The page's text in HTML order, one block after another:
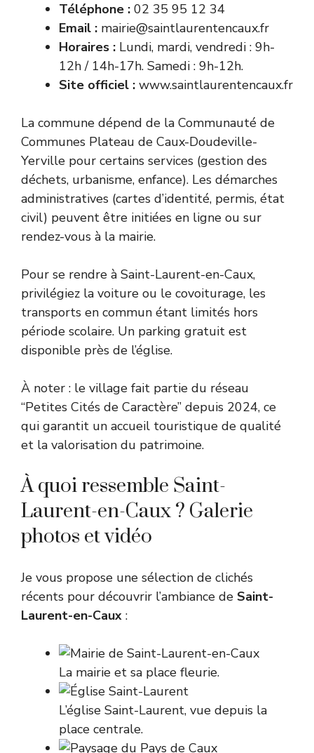
Téléphone : 02 35 95 12 34
Email : mairie@saintlaurentencaux.fr
Horaires : Lundi, mardi, vendredi : 9h-
12h / 14h-17h. Samedi : 9h-12h.
Site officiel : www.saintlaurentencaux.fr
La commune dépend de la Communauté de
Communes Plateau de Caux-Doudeville-
Yerville pour certains services (gestion des
déchets, urbanisme, enfance). Les démarches
administratives (cartes d’identité, permis, état
civil) peuvent être initiées en ligne ou sur
rendez-vous à la mairie.
Pour se rendre à Saint-Laurent-en-Caux,
privilégiez la voiture ou le covoiturage, les
transports en commun étant limités hors
période scolaire. Un parking gratuit est
disponible près de l’église.
À noter : le village fait partie du réseau
“Petites Cités de Caractère” depuis 2024, ce
qui garantit un accueil touristique de qualité
et la valorisation du patrimoine.
À quoi ressemble Saint-
Laurent-en-Caux ? Galerie
photos et vidéo
Je vous propose une sélection de clichés
récents pour découvrir l’ambiance de Saint-
Laurent-en-Caux :
La mairie et sa place fleurie.
L’église Saint-Laurent, vue depuis la
place centrale.